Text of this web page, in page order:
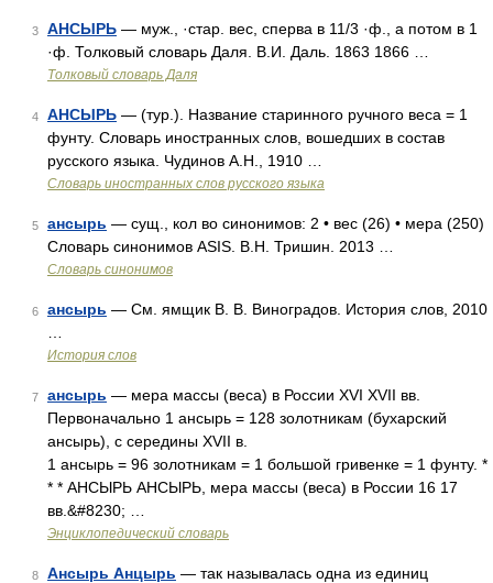
3 АНСЫРЬ — муж., ·стар. вес, сперва в 11/3 ·ф., а потом в 1
·ф. Толковый словарь Даля. В.И. Даль. 1863 1866 …
Толковый словарь Даля
4 АНСЫРЬ — (тур.). Название старинного ручного веса = 1
фунту. Словарь иностранных слов, вошедших в состав
русского языка. Чудинов А.Н., 1910 …
Словарь иностранных слов русского языка
5 ансырь — сущ., кол во синонимов: 2 • вес (26) • мера (250)
Словарь синонимов ASIS. В.Н. Тришин. 2013 …
Словарь синонимов
6 ансырь — См. ямщик В. В. Виноградов. История слов, 2010
История слов
7 ансырь — мера массы (веса) в России XVI XVII вв.
Первоначально 1 ансырь = 128 золотникам (бухарский
ансырь), с середины XVII в.
1 ансырь = 96 золотникам = 1 большой гривенке = 1 фунту. *
* * АНСЫРЬ АНСЫРЬ, мера массы (веса) в России 16 17
вв.&#8230; …
Энциклопедический словарь
8 Ансырь Анцырь — так называлась одна из единиц